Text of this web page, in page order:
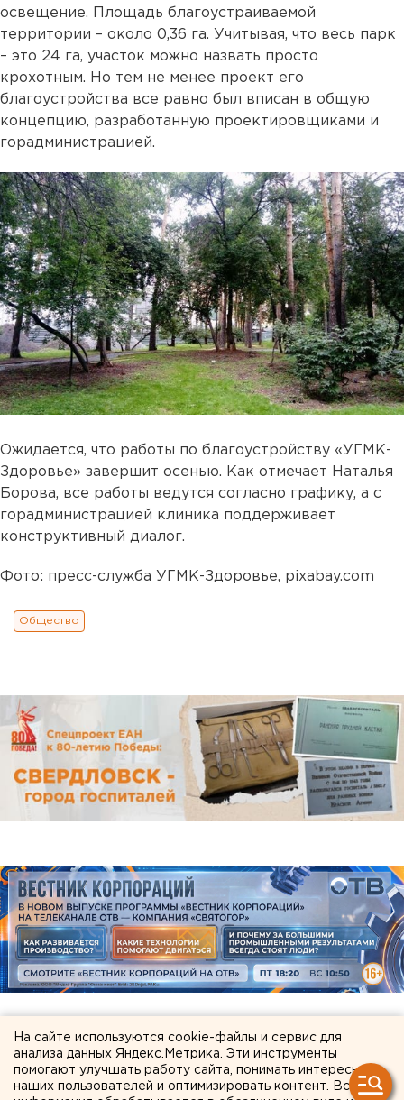
освещение. Площадь благоустраиваемой
территории – около 0,36 га. Учитывая, что весь парк
– это 24 га, участок можно назвать просто
крохотным. Но тем не менее проект его
благоустройства все равно был вписан в общую
концепцию, разработанную проектировщиками и
горадминистрацией.
Ожидается, что работы по благоустройству «УГМК-
Здоровье» завершит осенью. Как отмечает Наталья
Борова, все работы ведутся согласно графику, а с
горадминистрацией клиника поддерживает
конструктивный диалог.
Фото: пресс-служба УГМК-Здоровье, pixabay.com
Общество
ЧИТАЙТЕ ТАКЖЕ:
Ракетную опасность объявили в
На сайте используются cookie-файлы и сервис для
анализа данных Яндекс.Метрика. Эти инструменты
помогают улучшать работу сайта, понимать интересы
наших пользователей и оптимизировать контент. Вся